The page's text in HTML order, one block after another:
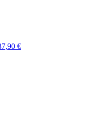
€